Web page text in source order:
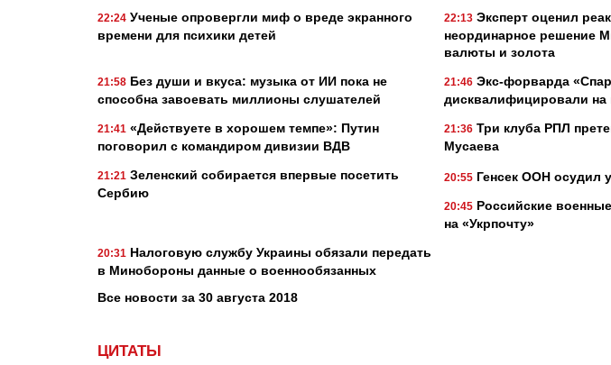
22:24 Ученые опровергли миф о вреде экранного
времени для психики детей
22:13 Эксперт оценил
неординарное решение
валюты и золота
21:58 Без души и вкуса: музыка от ИИ пока не
способна завоевать миллионы слушателей
21:46 Экс-форварда
дисквалифицировали на
21:41 «Действуете в хорошем темпе»: Путин
поговорил с командиром дивизии ВДВ
21:36 Три клуба РПЛ
Мусаева
21:21 Зеленский собирается впервые посетить
Сербию
20:55 Генсек ООН осудил
20:45 Российские
на «Укрпочту»
20:31 Налоговую службу Украины обязали передать
в Минобороны данные о военнообязанных
Все новости за 30 августа 2018
ЦИТАТЫ